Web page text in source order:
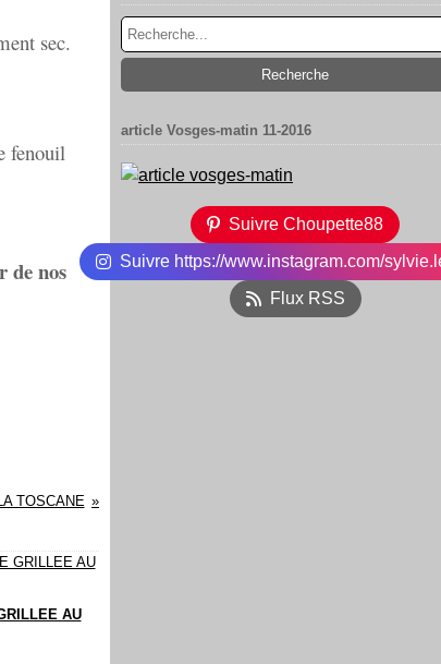
sec.
fenouil
de nos
TOSCANE
AU
article Vosges-matin 11-2016
Suivre Choupette88
Suivre https://www.instagram.com/
Flux RSS